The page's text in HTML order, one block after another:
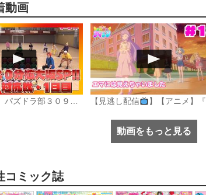
動画
【パズドラ】パズドラ部３０９話「第10回対抗戦1日目」 【見逃し配信 】【アニメ】『おねがいアイプリ』第１８話：エマには見えちゃいました
動画をもっと見る
コミック誌